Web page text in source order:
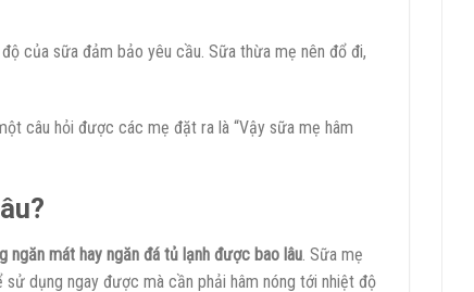
của sữa đảm bảo yêu cầu. Sữa thừa mẹ nên đổ đi,
câu hỏi được các mẹ đặt ra là “Vậy sữa mẹ hâm
ngăn mát hay ngăn đá tủ lạnh được bao lâu. Sữa mẹ
dụng ngay được mà cần phải hâm nóng tới nhiệt độ